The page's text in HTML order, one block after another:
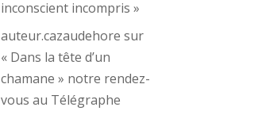
inconscient incompris »
auteur.cazaudehore sur
« Dans la tête d’un
chamane » notre rendez-
vous au Télégraphe